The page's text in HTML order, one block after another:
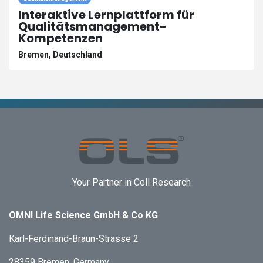
Interaktive Lernplattform für
Qualitätsmanagement-
Kompetenzen
Bremen, Deutschland
Your Partner in Cell Research
OMNI Life Science GmbH & Co KG
Karl-Ferdinand-Braun-Strasse 2